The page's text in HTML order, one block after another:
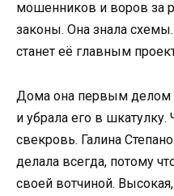
мошенников и воров за
законы. Она знала
станет её главным
Дома она первым делом
и убрала его в шкатулку.
свекровь. Галина
делала всегда, потому
своей вотчиной.